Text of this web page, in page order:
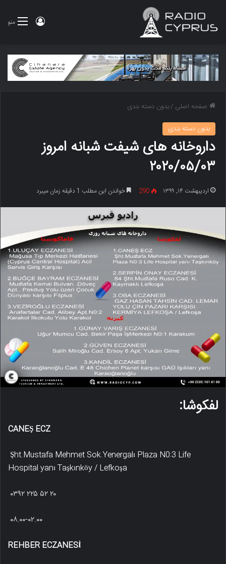
منو ورود
صفحه اصلی /بدون دسته بندی
بدون دسته بندی
داروخانه های شیفت شبانه امروز
۲۰۲۰/۰۵/۰۳
اردیبهشت ۱۴, ۱۳۹۹ 290 خواندن این مطلب 1 دقیقه زمان میبرد
لفکوشا:
CANEŞ ECZ
Şht.Mustafa Mehmet Sok.Yenergalı Plaza N0:3 Life
Hospital yanı Taşkınköy / Lefkoşa
۰۳۹۲ ۲۲۵ ۵۲ ۲۰
۰۸.۰۰-۰۲.۰۰
REHBER ECZANESİ